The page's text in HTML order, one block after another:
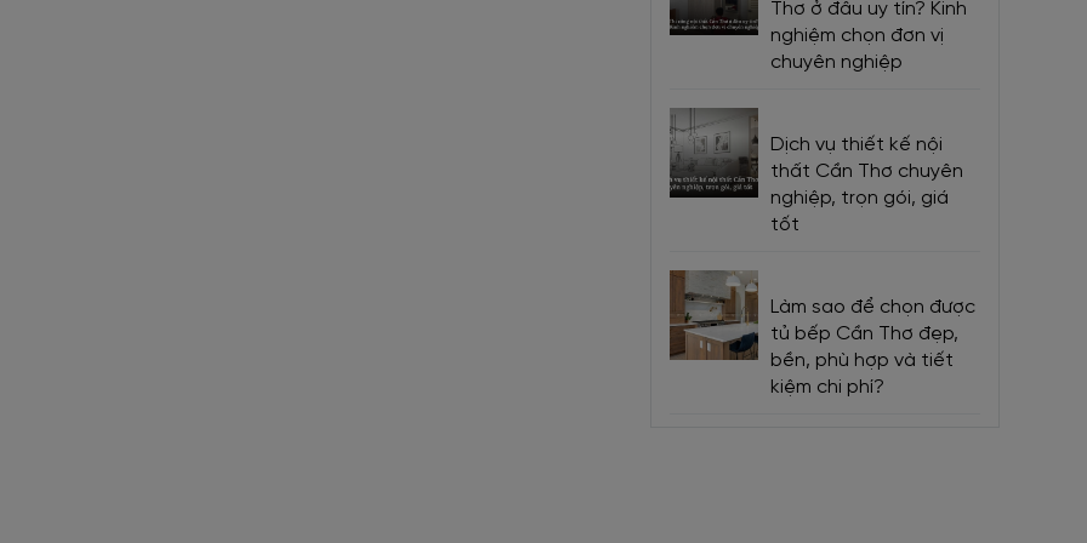
Thơ ở đâu uy tín? Kinh
nghiệm chọn đơn vị
chuyên nghiệp
Dịch vụ thiết kế nội
thất Cần Thơ chuyên
nghiệp, trọn gói, giá
tốt
Làm sao để chọn được
tủ bếp Cần Thơ đẹp,
bền, phù hợp và tiết
kiệm chi phí?